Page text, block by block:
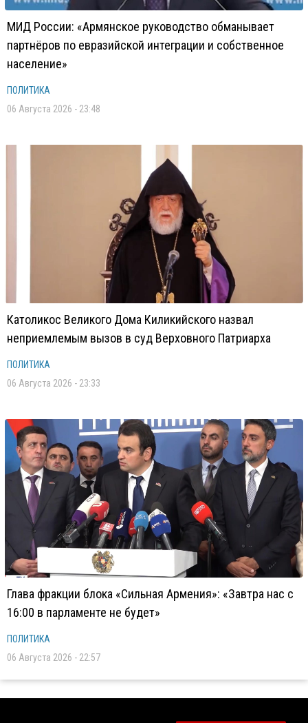
МИД России: «Армянское руководство обманывает
партнёров по евразийской интеграции и собственное
население»
ПОЛИТИКА
06 Августа 2026 - 23:48
Католикос Великого Дома Киликийского назвал
неприемлемым вызов в суд Верховного Патриарха
ПОЛИТИКА
06 Августа 2026 - 23:33
Глава фракции блока «Сильная Армения»: «Завтра нас с
16:00 в парламенте не будет»
ПОЛИТИКА
06 Августа 2026 - 22:57